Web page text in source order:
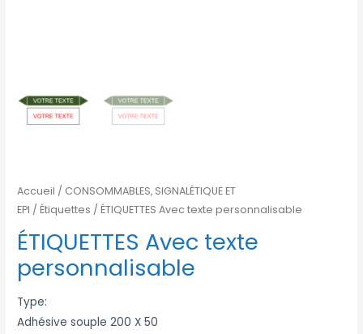
Accueil / CONSOMMABLES, SIGNALÉTIQUE ET
EPI /Étiquettes / ÉTIQUETTES Avec texte personnalisable
ÉTIQUETTES Avec texte
personnalisable
Type:
Adhésive souple 200 X 50